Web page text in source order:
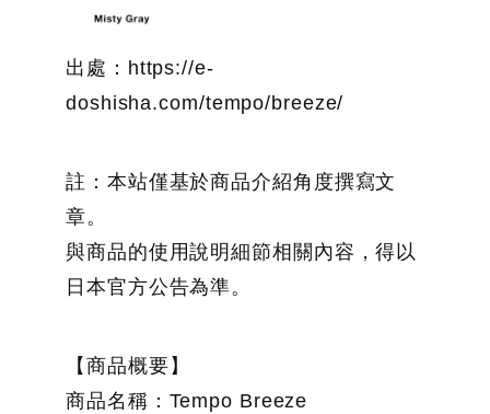
出處：https://e-
doshisha.com/tempo/breeze/
註：本站僅基於商品介紹角度撰寫文
章。
與商品的使用說明細節相關內容，得以
日本官方公告為準。
【商品概要】
商品名稱：Tempo Breeze